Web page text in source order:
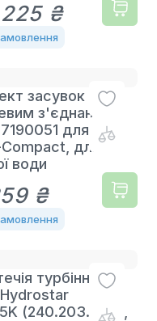
₴
засувок із
з'єднанням
для
для
води
₴
турбінна
(240.203.090),